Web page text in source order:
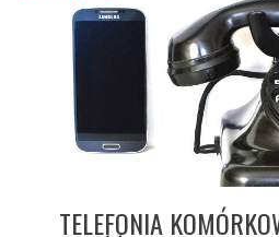
TELEFONIA